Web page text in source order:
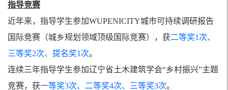
指导竞赛
近年来，指导学生参加WUPENICITY城市可持续调研报告
国际竞赛（城乡规划领域顶级国际竞赛），获二等奖1 次、
三等奖2次、提名奖1 次。
连续三年指导学生参加辽宁省土木建筑学会“乡村振兴”主题
竞赛，获一等奖3次、二等奖4次、三等奖3次。